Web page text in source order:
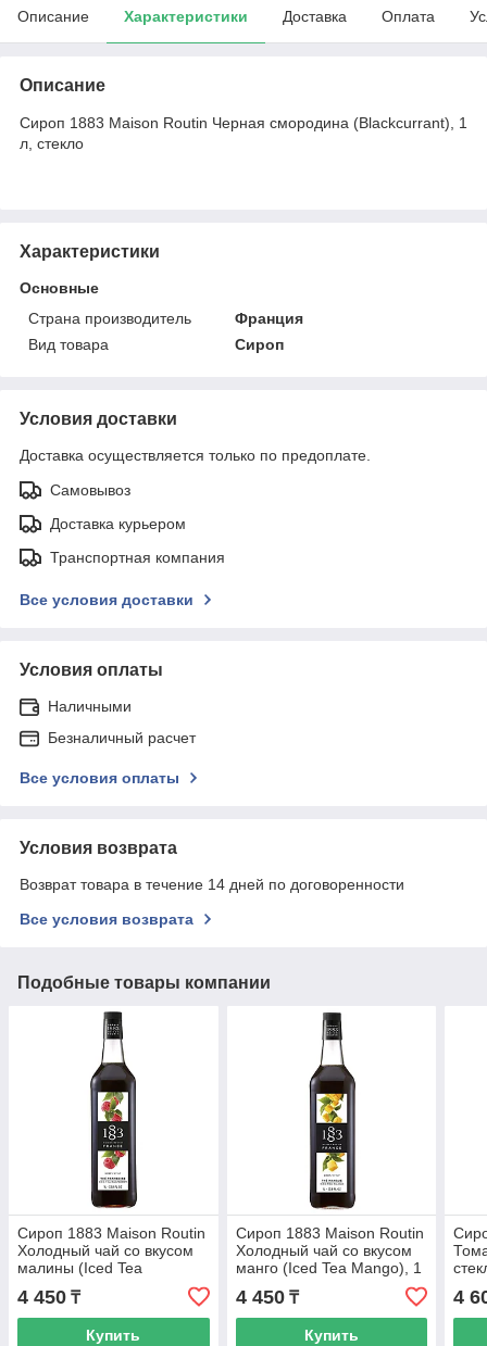
Описание Характеристики Доставка Оплата
Описание
Сироп 1883 Maison Routin Черная смородина (Blackcurrant), 1
л, стекло
Характеристики
Основные
Страна производитель
Франция
Вид товара
Сироп
Условия доставки
Доставка осуществляется только по предоплате.
Самовывоз
Доставка курьером
Транспортная компания
Все условия доставки
Условия оплаты
Наличными
Безналичный расчет
Все условия оплаты
Условия возврата
Возврат товара в течение 14 дней по договоренности
Все условия возврата
Подобные товары компании
Сироп 1883 Maison Routin
Холодный чай со вкусом
малины (Iced Tea
Raspberry), 1 л, стекло
4 450 ₸
Купить
Сироп 1883 Maison Routin
Холодный чай со вкусом
манго (Iced Tea Mango), 1
л, стекло
4 450₸
Купить
4